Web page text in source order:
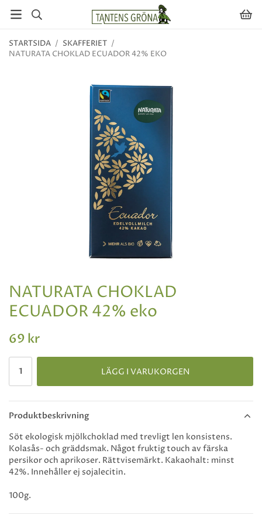
STARTSIDA / SKAFFERIET /
NATURATA CHOKLAD ECUADOR 42% EKO
NATURATA CHOKLAD
ECUADOR 42% eko
69 kr
LÄGG I VARUKORGEN
Produktbeskrivning
Söt ekologisk mjölkchoklad med trevligt len konsistens.
Kolasås- och gräddsmak. Något fruktig touch av färska
persikor och aprikoser. Rättvisemärkt. Kakaohalt: minst
42%. Innehåller ej sojalecitin.
100g.